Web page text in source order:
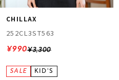
CHILLAX
252CL3ST563
¥3,300
¥990